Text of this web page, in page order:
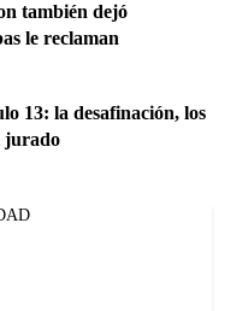
también dejó
le reclaman
13: la desafinación, los
jurado